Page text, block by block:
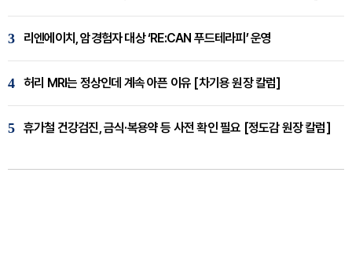
3 리엔에이치, 암경험자 대상 ‘RE:CAN 푸드테라피’ 운영
4 허리 MRI는 정상인데 계속 아픈 이유 [차기용 원장 칼럼]
5 휴가철 건강검진, 금식·복용약 등 사전 확인 필요 [정도감 원장 칼럼]